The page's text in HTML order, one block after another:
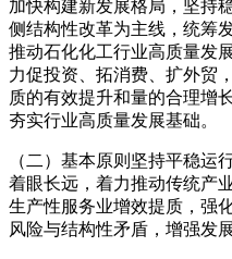
加快构建新发展格局，坚持
侧结构性改革为主线，统筹
推动石化化工行业高质量发
力促投资、拓消费、扩外贸
质的有效提升和量的合理增
夯实行业高质量发展基础。
（二）基本原则坚持平稳运
着眼长远，着力推动传统产
生产性服务业增效提质，强
风险与结构性矛盾，增强发